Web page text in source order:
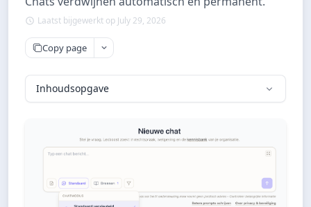
Laatst bijgewerkt op July 29, 2026
Copy page
Inhoudsopgave